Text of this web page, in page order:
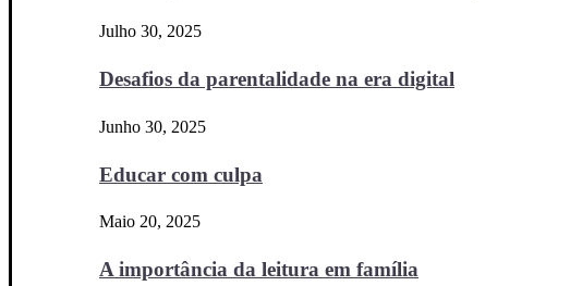
Julho 30, 2025
Desafios da parentalidade na era digital
Junho 30, 2025
Educar com culpa
Maio 20, 2025
A importância da leitura em família